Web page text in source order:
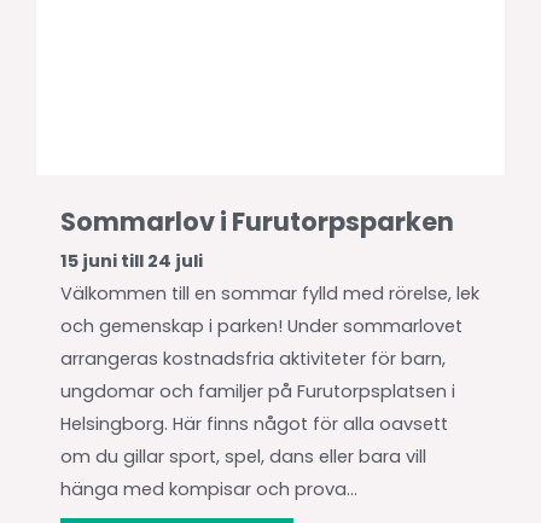
Sommarlov i Furutorpsparken
15 juni till 24 juli
Välkommen till en sommar fylld med rörelse, lek
och gemenskap i parken! Under sommarlovet
arrangeras kostnadsfria aktiviteter för barn,
ungdomar och familjer på Furutorpsplatsen i
Helsingborg. Här finns något för alla oavsett
om du gillar sport, spel, dans eller bara vill
hänga med kompisar och prova...